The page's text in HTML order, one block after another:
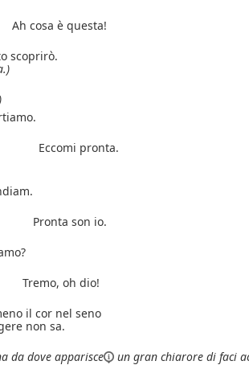
Ah cosa è questa!
scoprirò.
Eccomi pronta.
Pronta son io.
Tremo, oh dio!
il cor nel seno
non sa.
da dove apparisce
un gran chiarore di faci